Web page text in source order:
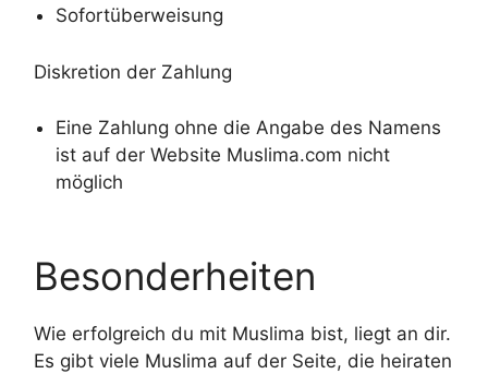
Sofortüberweisung
Diskretion der Zahlung
Eine Zahlung ohne die Angabe des Namens
ist auf der Website Muslima.com nicht
möglich
Besonderheiten
Wie erfolgreich du mit Muslima bist, liegt an dir.
Es gibt viele Muslima auf der Seite, die heiraten